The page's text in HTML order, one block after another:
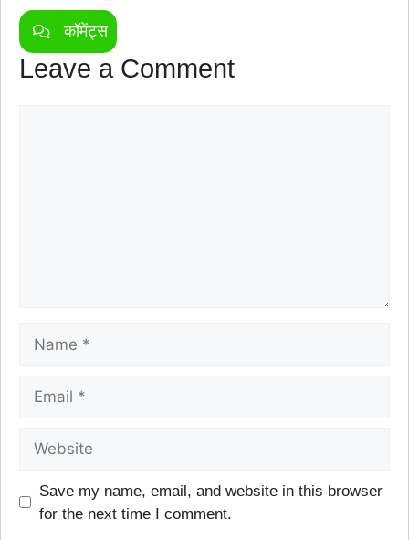
कॉमेंट्स
Leave a Comment
Save my name, email, and website in this browser
for the next time I comment.